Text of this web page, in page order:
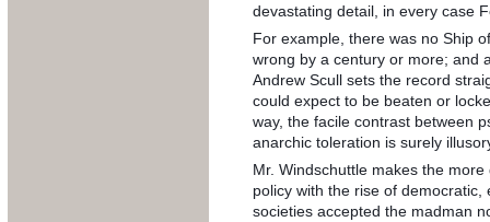
devastating detail, in every case
For example, there was no Ship
wrong by a century or more; and
Andrew Scull sets the record
could expect to be beaten or
way, the facile contrast between
anarchic toleration is surely
Mr. Windschuttle makes the
policy with the rise of
societies accepted the madman